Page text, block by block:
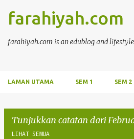
Langkau ke
farahiyah.com
farahiyah.com is an edublog and
LAMAN UTAMA SEM 1 SEM 2
Tunjukkan catatan dari
LIHAT SEMUA